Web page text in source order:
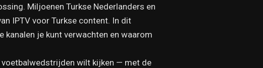
Miljoenen Turkse Nederlanders en
IPTV voor Turkse content. In dit
je kunt verwachten en waarom
wilt kijken — met de